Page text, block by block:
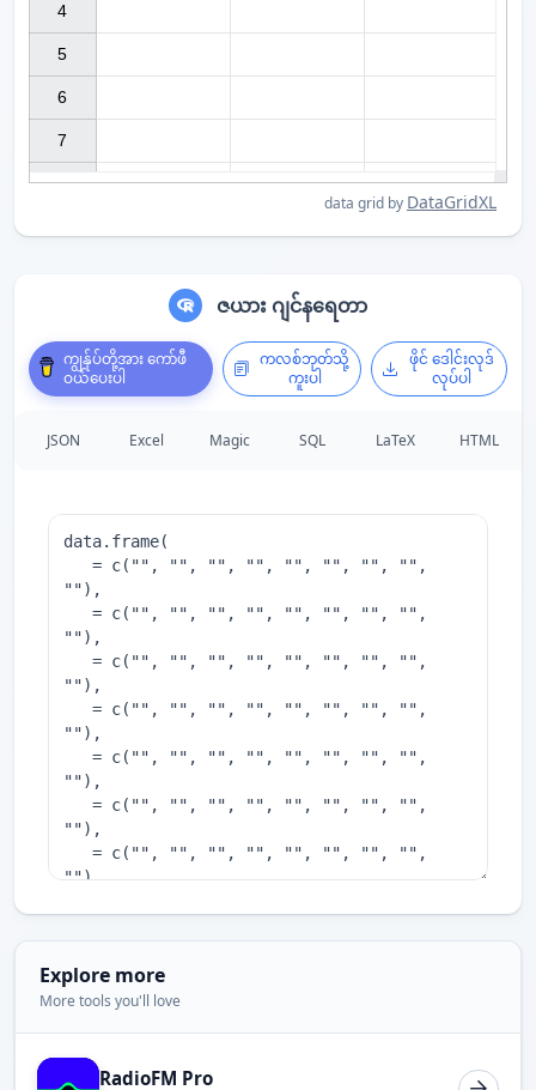
4
5
6
7
data grid by DataGridXL
ဇယား ဂျင်နရေတာ
ကျွန်ုပ်တို့အား ကော်ဖီ
ဝယ်ပေးပါ
ကလစ်ဘုတ်သို့
ကူးပါ
ဖိုင် ဒေါင်းလုဒ်
လုပ်ပါ
JSON Excel Magic SQL LaTeX HTML
Explore more
More tools you'll love
RadioFM Pro